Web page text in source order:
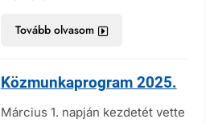
Tovább olvasom
Közmunkaprogram 2025.
Március 1. napján kezdetét vette